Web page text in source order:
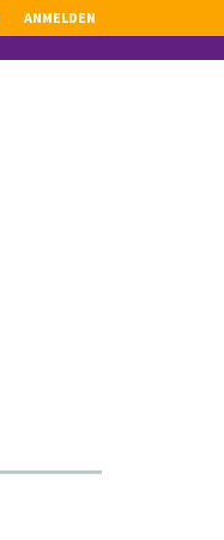
ANMELDEN